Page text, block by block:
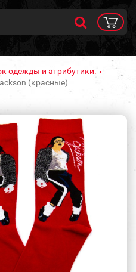
одежды и атрибутики.
(красные)